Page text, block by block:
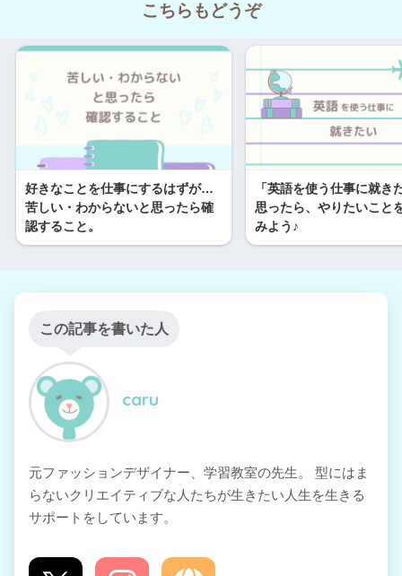
こちらもどうぞ
好きなことを仕事にするはずが…
苦しい・わからないと思ったら確
認すること。
「英語を使う仕事に就き
思ったら、やりたいこと
みよう♪
この記事を書いた人
caru
元ファッションデザイナー、学習教室の先生。 型にはま
らないクリエイティブな人たちが生きたい人生を生きる
サポートをしています。